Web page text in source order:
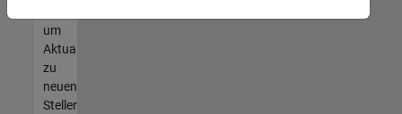
um
Aktualisierungen
zu
neuen
Stellenangeboten